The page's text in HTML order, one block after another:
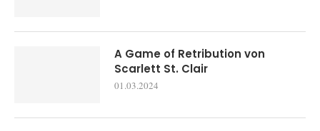
A Game of Retribution von
Scarlett St. Clair
01.03.2024